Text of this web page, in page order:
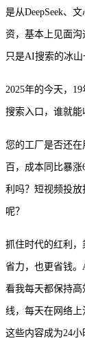
是从DeepSeek、
资，基本上见面
只是AI搜索的冰山
2025年的今天，
搜索入口，谁就能
您的工厂是否还
百，成本同比暴涨
利吗？短视频投
呢？
抓住时代的红利
省力，也更省钱。
看我每天都保持
线，每天在网络
这些内容成为24小